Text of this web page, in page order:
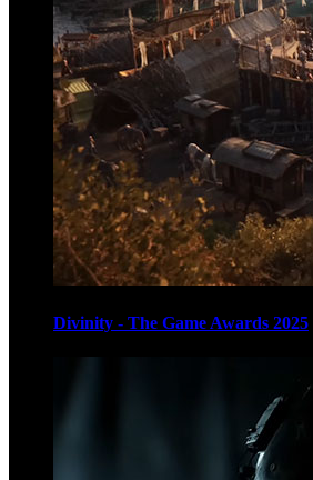
Divinity - The Game Awards 2025